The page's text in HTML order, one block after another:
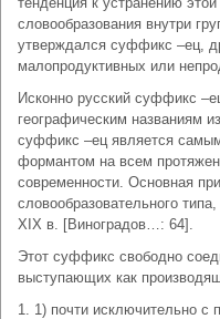
словообразования внутри
утверждался суффикс –ец,
малопродуктивных или
Исконно русский суффикс
географическим названиям
суффикс –ец является
формантом на всем
современности. Основная
словообразовательного
XIX в. [Виноградов…: 64].
Этот суффикс свободно
выступающих как
1. 1) почти исключительно